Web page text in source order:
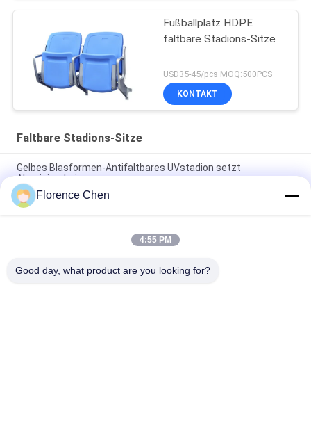
Fußballplatz HDPE
faltbare Stadions-Sitze
USD35-45/pcs MOQ:500PCS
KONTAKT
Faltbare Stadions-Sitze
Gelbes Blasformen-Antifaltbares UVstadion setzt
Aluminiumbein
Quadrat HDPE mit hoher Dichte falten faltbare Stadions-
Sitze/Bleacher-Sitze zusammen
Großer roter hinterer faltender Stadions-Stuhl der Höhen-
Florence Chen
4:55 PM
Good day, what product are you looking for?